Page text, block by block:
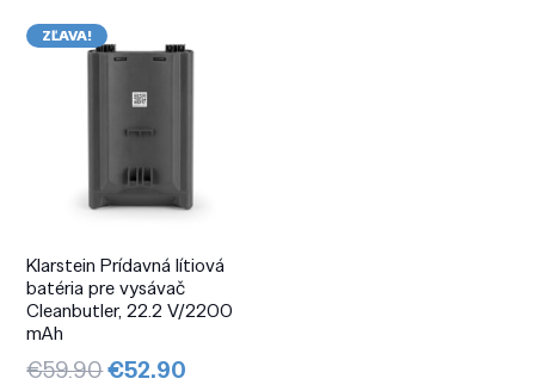
ZĽAVA!
Klarstein Prídavná lítiová
batéria pre vysávač
Cleanbutler, 22.2 V/2200
mAh
€59.90Pôvodná
€52.90